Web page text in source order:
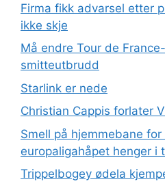
Firma fikk advarsel etter
ikke skje
Må endre Tour de
smitteutbrudd
Starlink er nede
Christian Cappis forlater
Smell på hjemmebane
europaligahåpet henger i
Trippelbogey ødela